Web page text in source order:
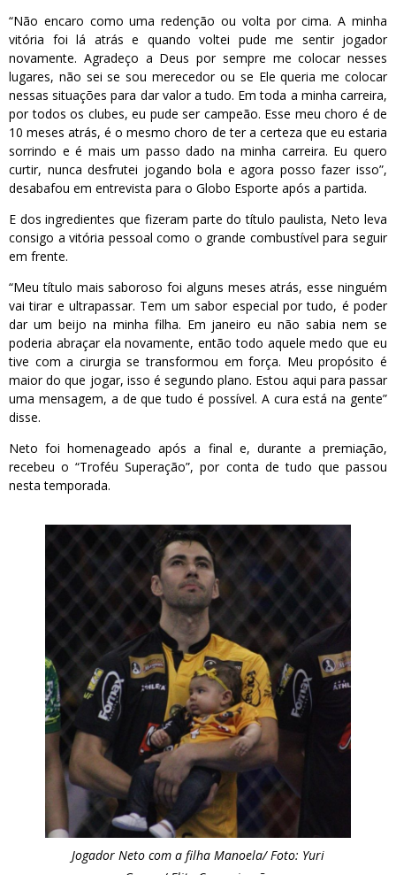
“Não encaro como uma redenção ou volta por cima. A minha
vitória foi lá atrás e quando voltei pude me sentir jogador
novamente. Agradeço a Deus por sempre me colocar nesses
lugares, não sei se sou merecedor ou se Ele queria me colocar
nessas situações para dar valor a tudo. Em toda a minha carreira,
por todos os clubes, eu pude ser campeão. Esse meu choro é de
10 meses atrás, é o mesmo choro de ter a certeza que eu estaria
sorrindo e é mais um passo dado na minha carreira. Eu quero
curtir, nunca desfrutei jogando bola e agora posso fazer isso”,
desabafou em entrevista para o Globo Esporte após a partida.
E dos ingredientes que fizeram parte do título paulista, Neto leva
consigo a vitória pessoal como o grande combustível para seguir
em frente.
“Meu título mais saboroso foi alguns meses atrás, esse ninguém
vai tirar e ultrapassar. Tem um sabor especial por tudo, é poder
dar um beijo na minha filha. Em janeiro eu não sabia nem se
poderia abraçar ela novamente, então todo aquele medo que eu
tive com a cirurgia se transformou em força. Meu propósito é
maior do que jogar, isso é segundo plano. Estou aqui para passar
uma mensagem, a de que tudo é possível. A cura está na gente”
disse.
Neto foi homenageado após a final e, durante a premiação,
recebeu o “Troféu Superação”, por conta de tudo que passou
nesta temporada.
Jogador Neto com a filha Manoela/ Foto: Yuri